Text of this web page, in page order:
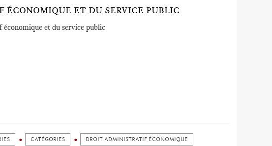
ET DU SERVICE PUBLIC
et du service public
CATÉGORIES DROIT ADMINISTRATIF ÉCONOMIQUE